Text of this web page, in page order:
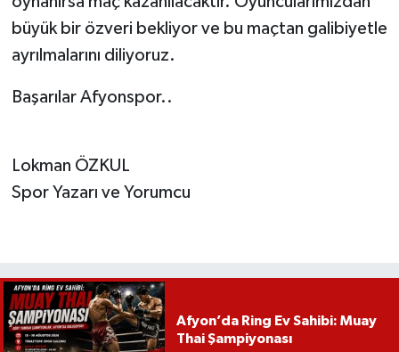
büyük bir özveri bekliyor ve bu maçtan galibiyetle
ayrılmalarını diliyoruz.
Başarılar Afyonspor..
Lokman ÖZKUL
Spor Yazarı ve Yorumcu
Afyon’da Ring Ev Sahibi: Muay
Thai Şampiyonası